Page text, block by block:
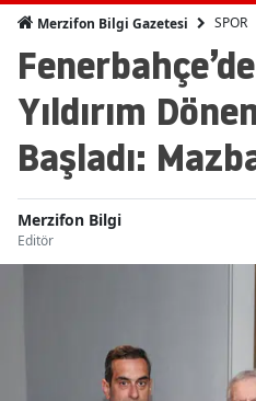
Merzifon Bilgi Gazetesi SPOR
Yıldırım
Başladı:
Merzifon Bilgi
Editör